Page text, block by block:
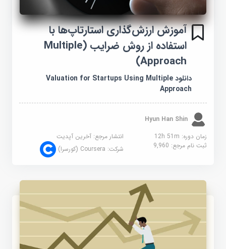
آموزش ارزش‌گذاری استارتاپ‌ها با
استفاده از روش ضرایب (Multiple
Approach)
دانلود Valuation for Startups Using Multiple
Approach
Hyun Han Shin
زمان دوره: 12h 51m
انتشار مرجع:آخرین آپدیت
ثبت نام مرجع:9,960 شرکت:Coursera (کورسرا)